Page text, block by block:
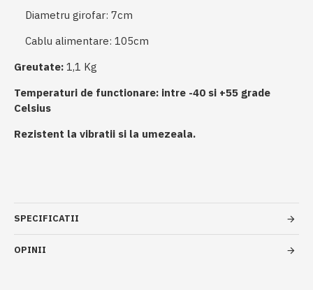
Diametru girofar: 7cm
Cablu alimentare: 105cm
Greutate: 1,1 Kg
Temperaturi de functionare: intre -40 si +55 grade
Celsius
Rezistent la vibratii si la umezeala.
SPECIFICATII
OPINII